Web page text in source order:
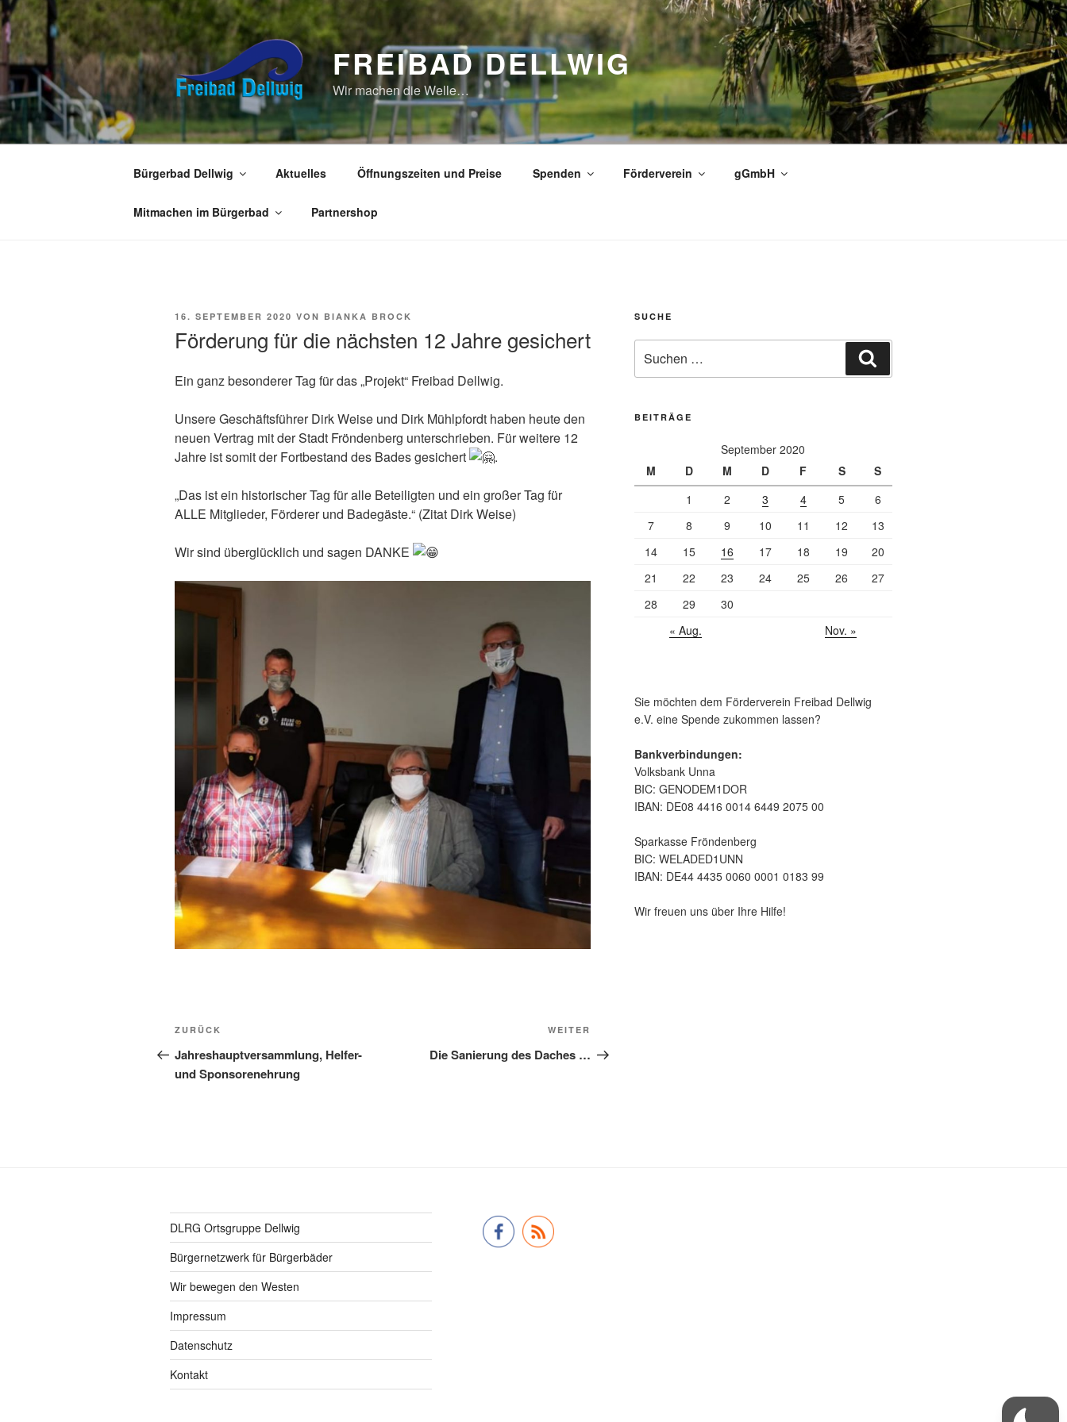
Zum
Inhalt
springen
FREIBAD DELLWIG
Wir machen die Welle…
Bürgerbad Dellwig Aktuelles Öffnungszeiten und Preise Spenden Förderverein gGmbH
Mitmachen im Bürgerbad Partnershop
VERÖFFENTLICHT
16. SEPTEMBER 2020 VON BIANKA BROCK
Förderung für die nächsten 12 Jahre gesichert
Ein ganz besonderer Tag für das „Projekt“ Freibad Dellwig.
Unsere Geschäftsführer Dirk Weise und Dirk Mühlpfordt haben heute den
neuen Vertrag mit der Stadt Fröndenberg unterschrieben. Für weitere 12
Jahre ist somit der Fortbestand des Bades gesichert
.
„Das ist ein historischer Tag für alle Beteiligten und ein großer Tag für
ALLE Mitglieder, Förderer und Badegäste.“ (Zitat Dirk Weise)
Wir sind überglücklich und sagen DANKE
Beitragsnavigation
Vorheriger
Beitrag
ZURÜCK
Jahreshauptversammlung, Helfer-
und Sponsorenehrung
Beitrag
WEITER
Die Sanierung des Daches …
SUCHE
nach:
BEITRÄGE
September 2020
M
D M D F S
S
1
2 3 4 5
6
7
8 9 10 11 12
13
14
15 16 17 18 19
20
21
22 23 24 25 26
27
28
29
30
« Aug.
Nov. »
Sie möchten dem Förderverein Freibad Dellwig
e.V. eine Spende zukommen lassen?
Bankverbindungen:
Volksbank Unna
BIC: GENODEM1DOR
IBAN: DE08 4416 0014 6449 2075 00
Sparkasse Fröndenberg
BIC: WELADED1UNN
IBAN: DE44 4435 0060 0001 0183 99
Wir freuen uns über Ihre Hilfe!
DLRG Ortsgruppe Dellwig
Bürgernetzwerk für Bürgerbäder
Wir bewegen den Westen
Impressum
Datenschutz
Kontakt